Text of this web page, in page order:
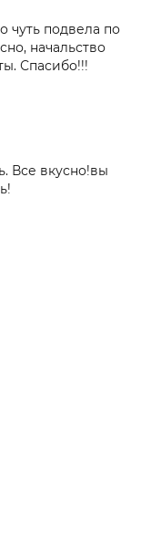
чуть подвела по
начальство
Спасибо!!!
Все вкусно!вы